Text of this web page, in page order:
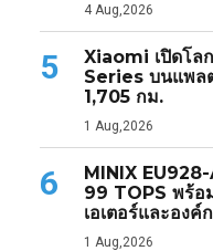
4 Aug,2026
5
Xiaomi เปิดโล
Series บนแพล
1,705 กม.
1 Aug,2026
6
MINIX
99 TOPS พร้
เอเตอร์และองค์
1 Aug,2026